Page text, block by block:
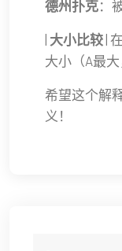
德州扑克：
| 大小比较|
大小（A最
希望这个解
义！